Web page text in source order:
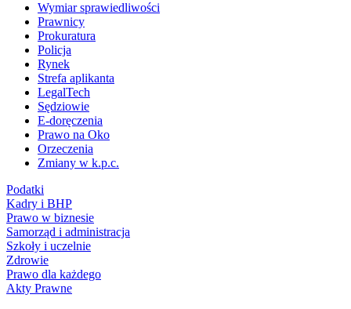
Wymiar sprawiedliwości
Prawnicy
Prokuratura
Policja
Rynek
Strefa aplikanta
LegalTech
Sędziowie
E-doręczenia
Prawo na Oko
Orzeczenia
Zmiany w k.p.c.
Podatki
Kadry i BHP
Prawo w biznesie
Samorząd i administracja
Szkoły i uczelnie
Zdrowie
Prawo dla każdego
Akty Prawne